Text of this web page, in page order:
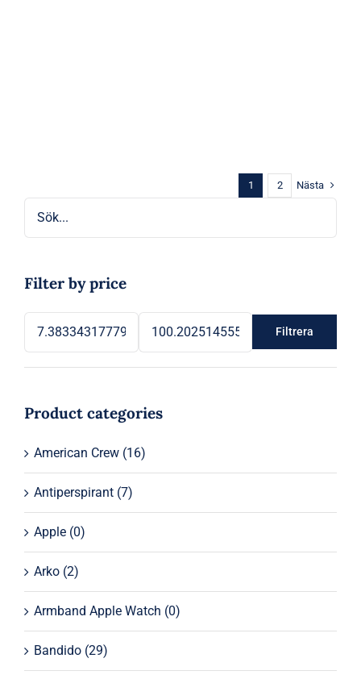
1 2 Nästa
Filter by price
pris
pris
Filtrera
Product categories
American Crew (16)
Antiperspirant (7)
Apple (0)
Arko (2)
Armband Apple Watch (0)
Bandido (29)